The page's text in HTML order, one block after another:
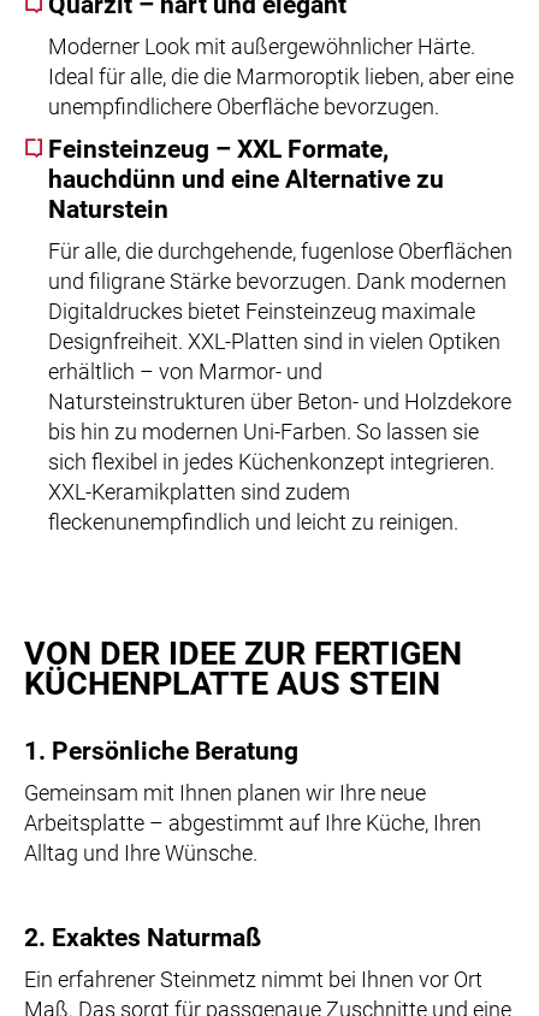
Moderner Look mit außergewöhnlicher Härte.
Ideal für alle, die die Marmoroptik lieben, aber eine
unempfindlichere Oberfläche bevorzugen.
Feinsteinzeug – XXL Formate,
hauchdünn und eine Alternative zu
Naturstein
Für alle, die durchgehende, fugenlose Oberflächen
und filigrane Stärke bevorzugen. Dank modernen
Digitaldruckes bietet Feinsteinzeug maximale
Designfreiheit. XXL-Platten sind in vielen Optiken
erhältlich – von Marmor- und
Natursteinstrukturen über Beton- und Holzdekore
bis hin zu modernen Uni-Farben. So lassen sie
sich flexibel in jedes Küchenkonzept integrieren.
XXL-Keramikplatten sind zudem
fleckenunempfindlich und leicht zu reinigen.
VON DER IDEE ZUR FERTIGEN
KÜCHENPLATTE AUS STEIN
1. Persönliche Beratung
Gemeinsam mit Ihnen planen wir Ihre neue
Arbeitsplatte – abgestimmt auf Ihre Küche, Ihren
Alltag und Ihre Wünsche.
2. Exaktes Naturmaß
Ein erfahrener Steinmetz nimmt bei Ihnen vor Ort
Maß. Das sorgt für passgenaue Zuschnitte und eine